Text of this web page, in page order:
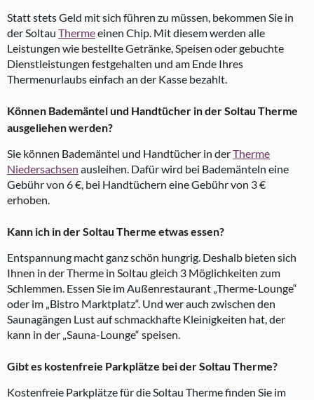
Statt stets Geld mit sich führen zu müssen, bekommen Sie in
der Soltau Thermeeinen Chip. Mit diesem werden alle
Leistungen wie bestellte Getränke, Speisen oder gebuchte
Dienstleistungen festgehalten und am Ende Ihres
Thermenurlaubs einfach an der Kasse bezahlt.
Können Bademäntel und Handtücher in der Soltau Therme
ausgeliehen werden?
Sie können Bademäntel und Handtücher in derTherme
Niedersachsen ausleihen. Dafür wird bei Bademänteln eine
Gebühr von 6 €, bei Handtüchern eine Gebühr von 3 €
erhoben.
Kann ich in der Soltau Therme etwas essen?
Entspannung macht ganz schön hungrig. Deshalb bieten sich
Ihnen in der Therme in Soltau gleich 3 Möglichkeiten zum
Schlemmen. Essen Sie im Außenrestaurant „Therme-Lounge“
oder im „Bistro Marktplatz“. Und wer auch zwischen den
Saunagängen Lust auf schmackhafte Kleinigkeiten hat, der
kann in der „Sauna-Lounge“ speisen.
Gibt es kostenfreie Parkplätze bei der Soltau Therme?
Kostenfreie Parkplätze für die Soltau Therme finden Sie im